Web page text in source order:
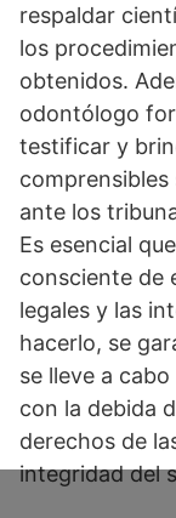
respaldar
los
obtenidos.
odontólogo
testificar y
comprensibles
ante los
Es esencial
consciente de
legales y las
hacerlo, se
se lleve a
con la debida
derechos de
integridad del